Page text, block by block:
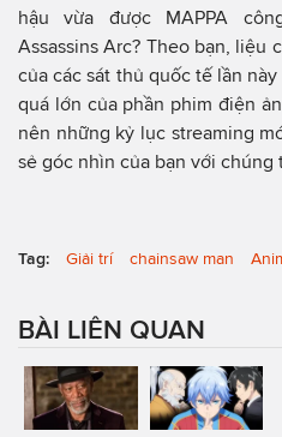
hậu vừa được MAPPA
Assassins Arc? Theo bạn, liệu
của các sát thủ quốc tế lần
quá lớn của phần phim điện
nên những kỷ lục streaming
sẻ góc nhìn của bạn với chúng
Tag: Giải trí chainsaw man
BÀI LIÊN QUAN